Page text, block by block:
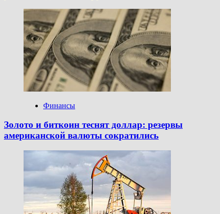
Финансы
Золото и биткоин теснят доллар: резервы
американской валюты сократились